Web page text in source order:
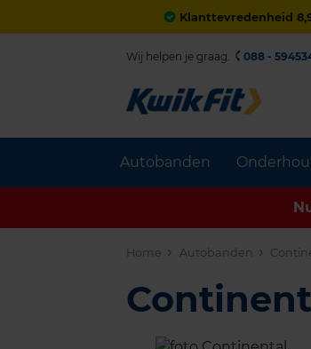
Klanttevredenheid
Autobanden
Wij helpen je graag. 088 -
Home Autobanden